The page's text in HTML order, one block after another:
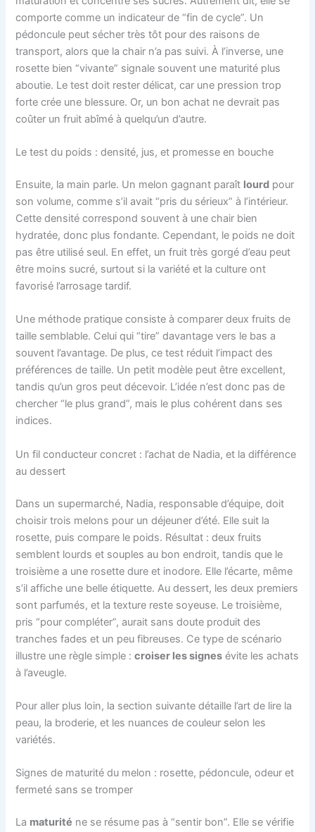
comporte comme un indicateur de “fin de cycle”. Un
pédoncule peut sécher très tôt pour des raisons de
transport, alors que la chair n’a pas suivi. À l’inverse, une
rosette bien “vivante” signale souvent une maturité plus
aboutie. Le test doit rester délicat, car une pression trop
forte crée une blessure. Or, un bon achat ne devrait pas
coûter un fruit abîmé à quelqu’un d’autre.
Le test du poids : densité, jus, et promesse en bouche
Ensuite, la main parle. Un melon gagnant paraît lourd pour
son volume, comme s’il avait “pris du sérieux” à l’intérieur.
Cette densité correspond souvent à une chair bien
hydratée, donc plus fondante. Cependant, le poids ne doit
pas être utilisé seul. En effet, un fruit très gorgé d’eau peut
être moins sucré, surtout si la variété et la culture ont
favorisé l’arrosage tardif.
Une méthode pratique consiste à comparer deux fruits de
taille semblable. Celui qui “tire” davantage vers le bas a
souvent l’avantage. De plus, ce test réduit l’impact des
préférences de taille. Un petit modèle peut être excellent,
tandis qu’un gros peut décevoir. L’idée n’est donc pas de
chercher “le plus grand”, mais le plus cohérent dans ses
indices.
Un fil conducteur concret : l’achat de Nadia, et la différence
au dessert
Dans un supermarché, Nadia, responsable d’équipe, doit
choisir trois melons pour un déjeuner d’été. Elle suit la
rosette, puis compare le poids. Résultat : deux fruits
semblent lourds et souples au bon endroit, tandis que le
troisième a une rosette dure et inodore. Elle l’écarte, même
s’il affiche une belle étiquette. Au dessert, les deux premiers
sont parfumés, et la texture reste soyeuse. Le troisième,
pris “pour compléter”, aurait sans doute produit des
tranches fades et un peu fibreuses. Ce type de scénario
illustre une règle simple :croiser les signes évite les achats
à l’aveugle.
Pour aller plus loin, la section suivante détaille l’art de lire la
peau, la broderie, et les nuances de couleur selon les
variétés.
Signes de maturité du melon : rosette, pédoncule, odeur et
fermeté sans se tromper
La maturité ne se résume pas à “sentir bon”. Elle se vérifie